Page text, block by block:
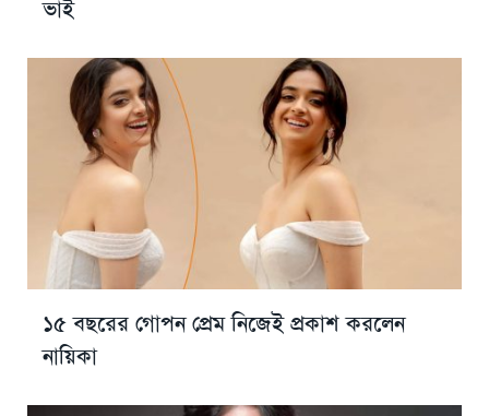
ভাই
১৫ বছরের গোপন প্রেম নিজেই প্রকাশ করলেন
নায়িকা